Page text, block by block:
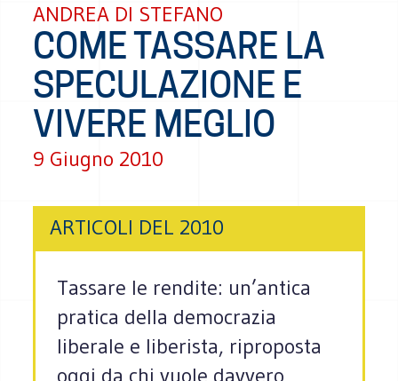
ANDREA DI STEFANO
COME TASSARE LA
SPECULAZIONE E
VIVERE MEGLIO
9 Giugno 2010
ARTICOLI DEL 2010
Tassare le rendite: un’antica
pratica della democrazia
liberale e liberista, riproposta
oggi da chi vuole davvero